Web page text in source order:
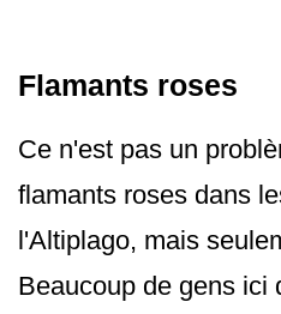
Flamants roses
Ce n'est pas un
flamants roses dans
l'Altiplago, mais
Beaucoup de gens ici